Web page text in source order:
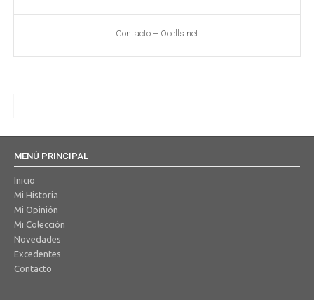
Contacto – Ocells.net
MENÚ PRINCIPAL
Inicio
Mi Historia
Mi Opinión
Mi Colección
Novedades
Excedentes
Contacto